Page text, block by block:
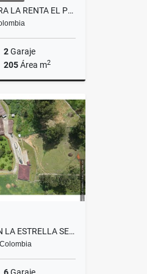
APARTAMENTO PARA LA RENTA EL POBLADO, MEDELLIN.
2Garaje
205Área m2
Alquiler
VENTA DE FINCA EN LA ESTRELLA SECTOR LA TABLAZA